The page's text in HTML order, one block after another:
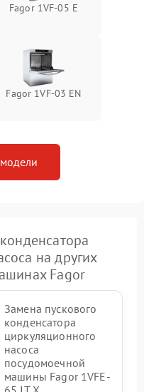
Fagor 1VF-05 E
Fagor 1VF-03 EN
на других
Fagor
Замена пускового
конденсатора
циркуляционного
насоса
посудомоечной
машины Fagor 1VFE-